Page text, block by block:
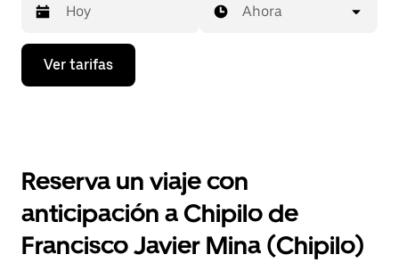
Presiona
flecha
el
y
selecciona
una
Ahora
Ver tarifas
Reserva un viaje con
anticipación a Chipilo de
Francisco Javier Mina (Chipilo)